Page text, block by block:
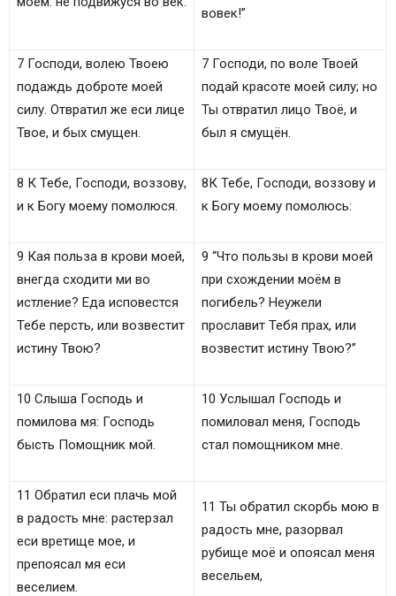
вовек!”
7 Господи, волею Твоею
подаждь доброте моей
силу. Отвратил же еси лице
Твое, и бых смущен.
7 Господи, по воле Твоей
подай красоте моей силу; но
Ты отвратил лицо Твоё, и
был я смущён.
8 К Тебе, Господи, воззову,
и к Богу моему помолюся.
8К Тебе, Господи, воззову и
к Богу моему помолюсь:
9 Кая польза в крови моей,
внегда сходити ми во
истление? Еда исповестся
Тебе персть, или возвестит
истину Твою?
9 “Что пользы в крови моей
при схождении моём в
погибель? Неужели
прославит Тебя прах, или
возвестит истину Твою?”
10 Слыша Господь и
помилова мя: Господь
бысть Помощник мой.
10 Услышал Господь и
помиловал меня, Господь
стал помощником мне.
11 Обратил еси плачь мой
в радость мне: растерзал
еси вретище мое, и
препоясал мя еси
веселием.
11 Ты обратил скорбь мою в
радость мне, разорвал
рубище моё и опоясал меня
весельем,